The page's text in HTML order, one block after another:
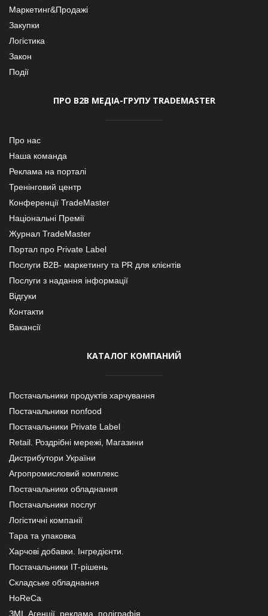
Маркетинг&Продажі
Закупки
Логістика
Закон
Події
ПРО В2В МЕДІА-ГРУПУ TRADEMASTER
Про нас
Наша команда
Реклама на порталі
Тренінговий центр
Конференції TradeMaster
Національні Премії
Журнал TradeMaster
Портал про Private Label
Послуги В2В- маркетингу та PR для клієнтів
Послуги з надання інформації
Відгуки
Контакти
Вакансії
КАТАЛОГ КОМПАНИЙ
Постачальники продуктів харчування
Постачальники nonfood
Постачальники Private Label
Retail. Роздрібні мережі, Магазини
Дистрибутори України
Агропромисловий комплекс
Постачальники обладнання
Постачальники послуг
Логістичні компанії
Тара та упаковка
Харчові добавки. Інгредієнти.
Постачальники IT-рішень
Складське обладнання
HoReCa
ЗМІ, Агенції, реклама, поліграфія